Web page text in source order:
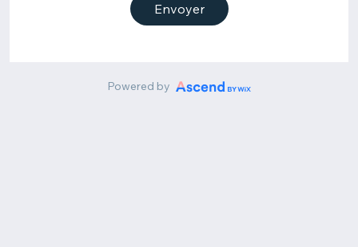
Envoyer
Powered by